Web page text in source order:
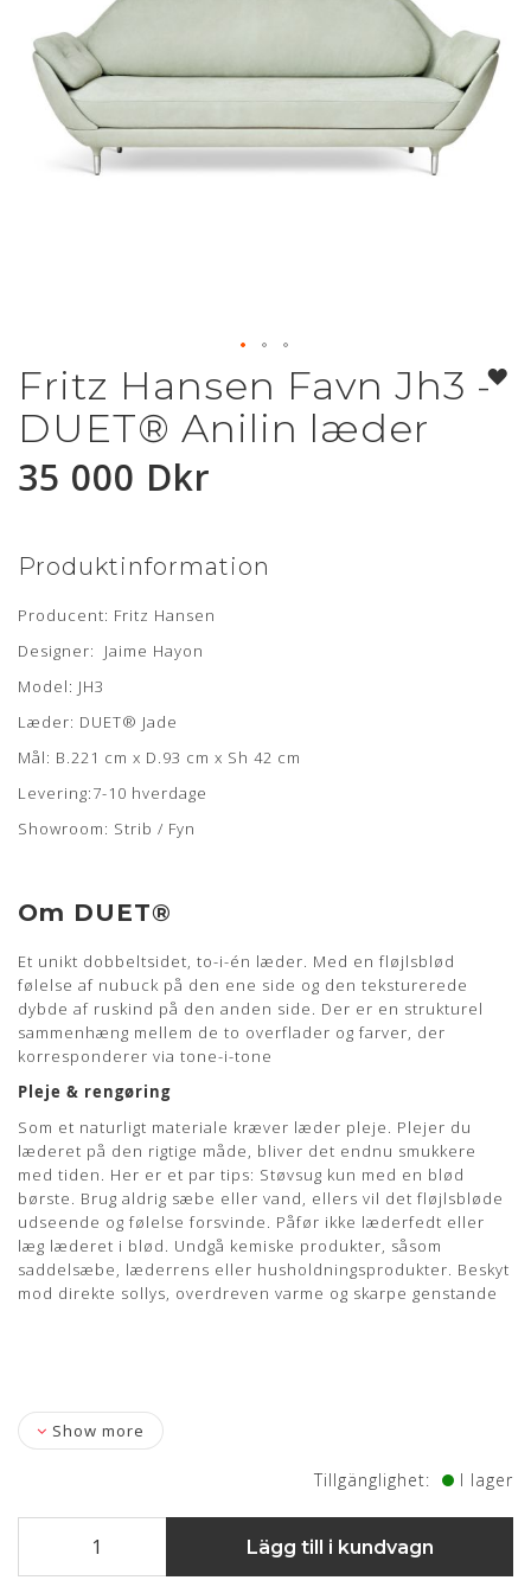
Hoppa
till
början
av
bildgalleriet
Fritz Hansen Favn Jh3 -
DUET® Anilin læder
35 000 Dkr
Produktinformation
Producent: Fritz Hansen
Designer: Jaime Hayon
Model: JH3
Læder: DUET® Jade
Mål: B.221 cm x D.93 cm x Sh 42 cm
Levering:7-10 hverdage
Showroom: Strib / Fyn
Om DUET®
Et unikt dobbeltsidet, to-i-én læder. Med en fløjlsblød
følelse af nubuck på den ene side og den teksturerede
dybde af ruskind på den anden side. Der er en strukturel
sammenhæng mellem de to overflader og farver, der
korresponderer via tone-i-tone
Pleje & rengøring
Som et naturligt materiale kræver læder pleje. Plejer du
læderet på den rigtige måde, bliver det endnu smukkere
med tiden. Her er et par tips: Støvsug kun med en blød
børste. Brug aldrig sæbe eller vand, ellers vil det fløjlsbløde
udseende og følelse forsvinde. Påfør ikke læderfedt eller
læg læderet i blød. Undgå kemiske produkter, såsom
saddelsæbe, læderrens eller husholdningsprodukter. Beskyt
mod direkte sollys, overdreven varme og skarpe genstande
Show more
Tillgänglighet: I lager
Lägg till i kundvagn